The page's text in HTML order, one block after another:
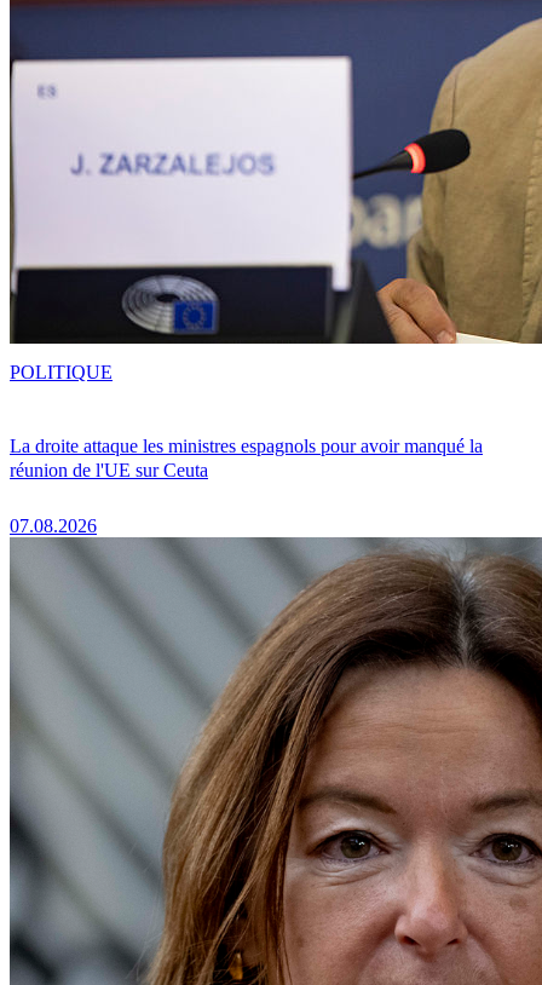
La droite attaque les ministres espagnols pour avoir manqué la
réunion de l'UE sur Ceuta
07.08.2026
POLITIQUE